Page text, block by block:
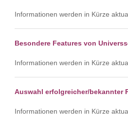
Informationen werden in Kürze
Besondere Features von
Informationen werden in Kürze
Auswahl erfolgreicher/bekannter
Informationen werden in Kürze